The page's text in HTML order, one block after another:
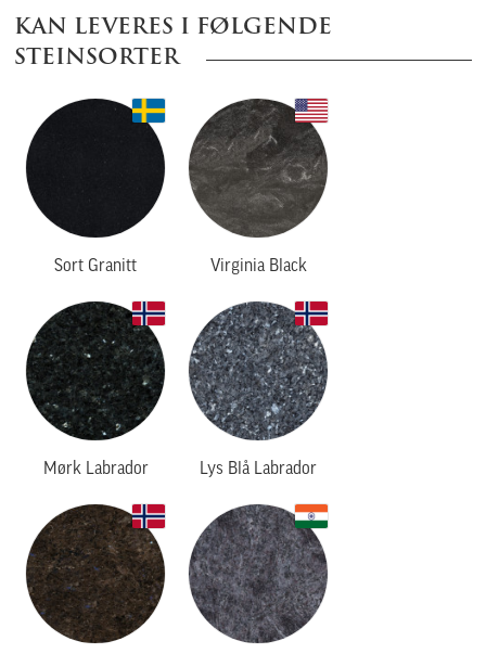
KAN LEVERES I FØLGENDE
STEINSORTER
Sort Granitt Virginia Black
Mørk Labrador Lys Blå Labrador